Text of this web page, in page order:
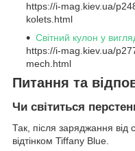
https://i-mag.kiev.ua/
kolets.html
Світний кулон у
https://i-mag.kiev.ua/
mech.html
Питання та
Чи світиться
Так, після заряджання від
відтінком Tiffany Blue.